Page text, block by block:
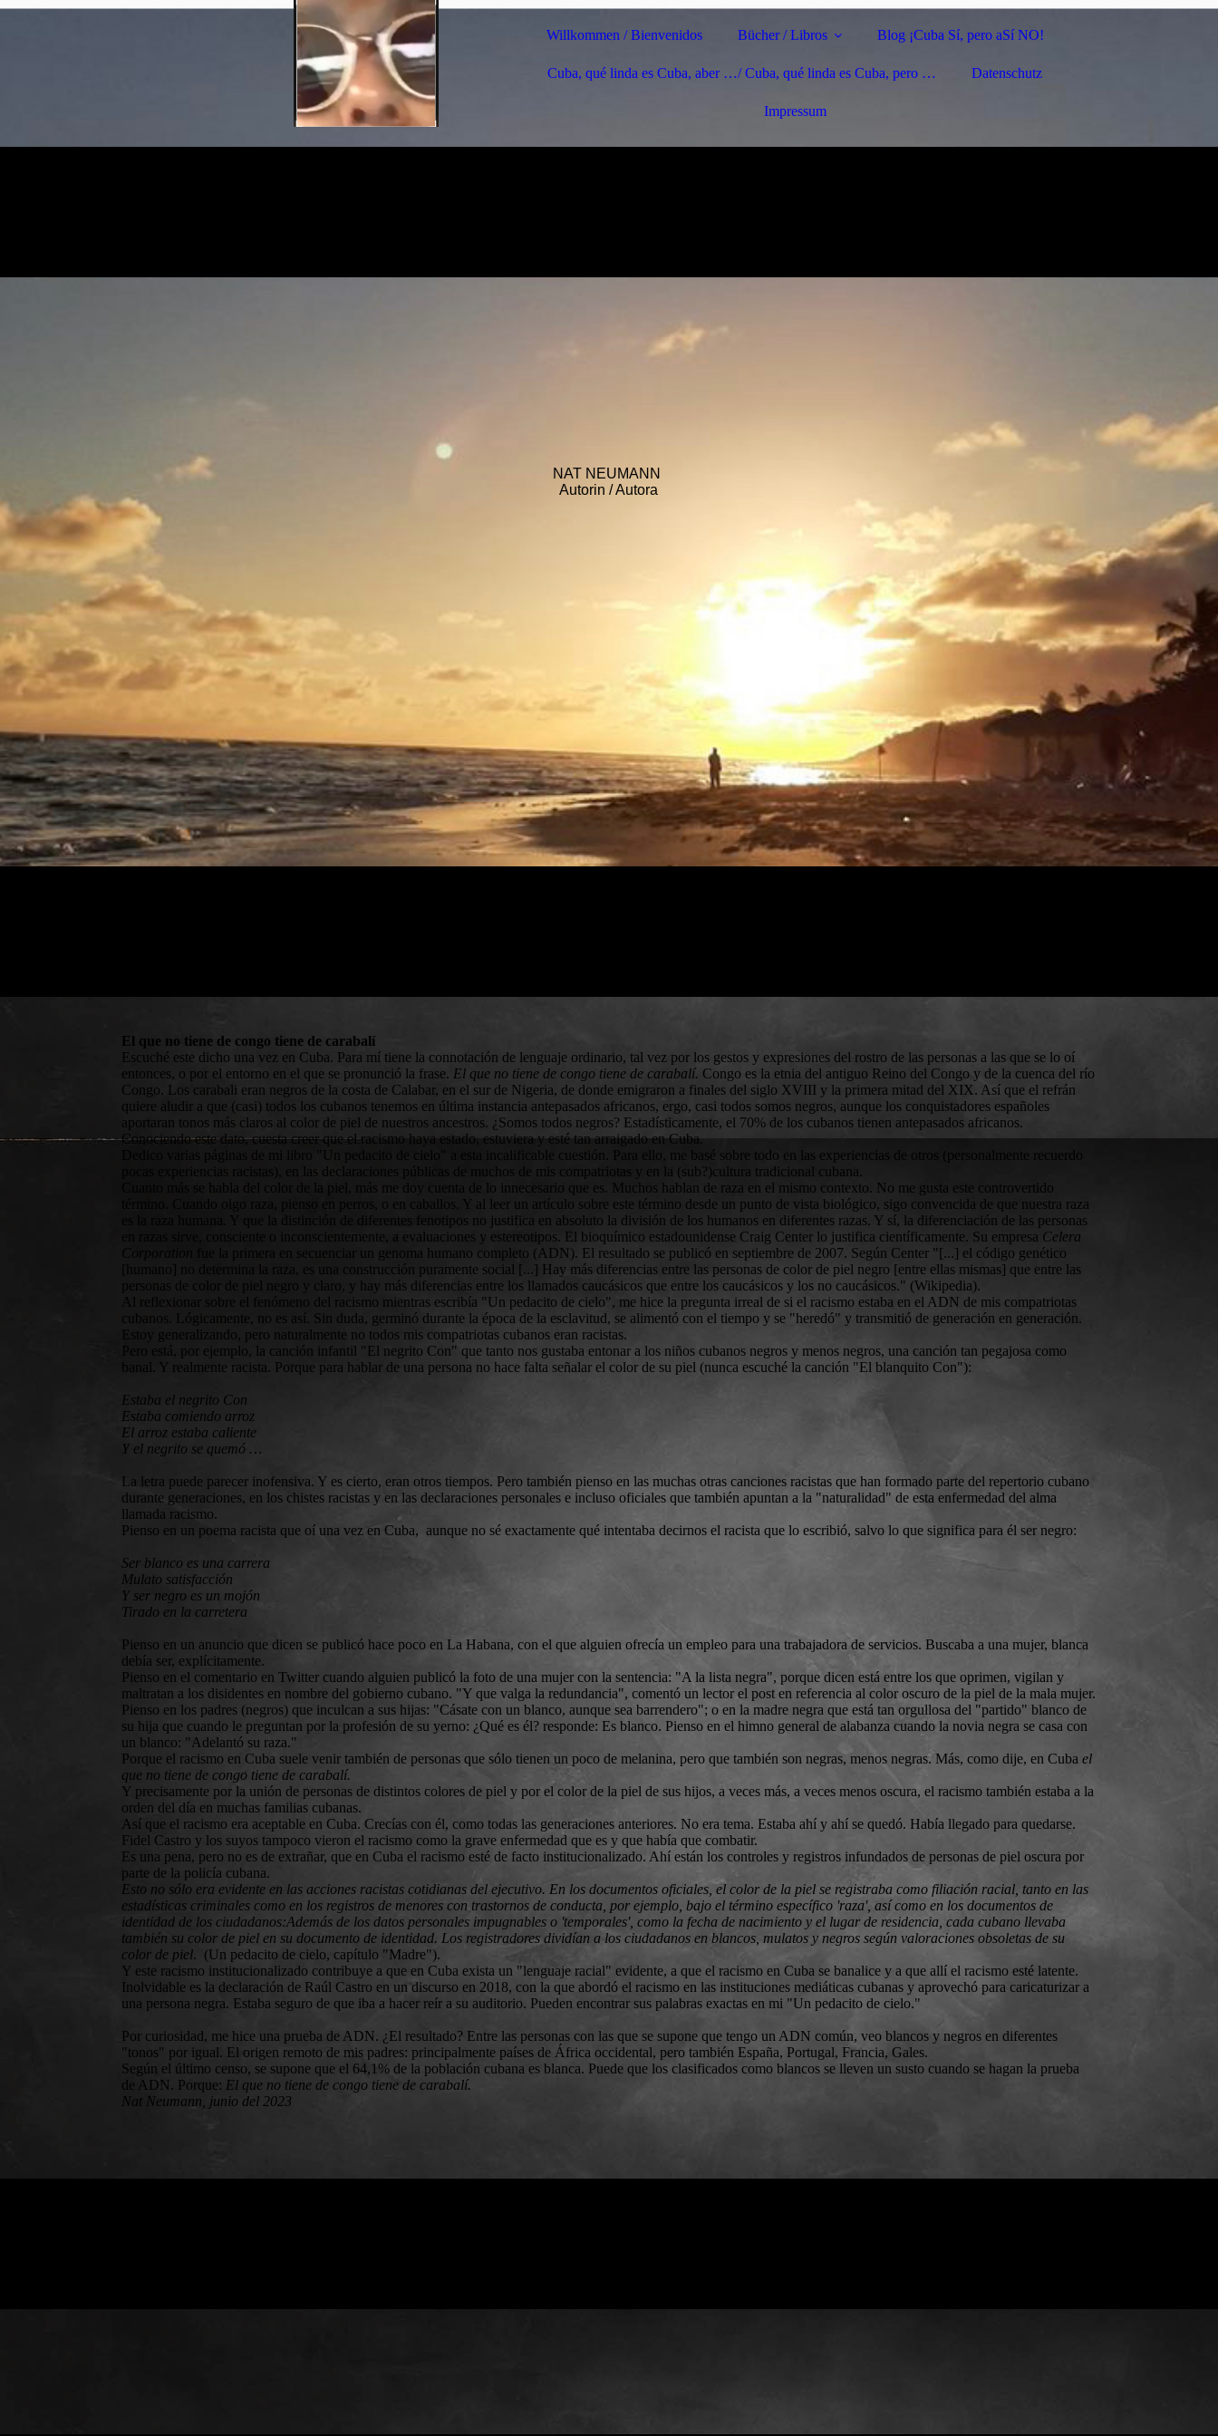
Willkommen / Bienvenidos Bücher / Libros Blog ¡Cuba Sí, pero aSí NO!
Cuba, qué linda es Cuba, aber …/ Cuba, qué linda es Cuba, pero … Datenschutz
Impressum
NAT NEUMANN
Autorin / Autora
El que no tiene de congo tiene de carabalí
Escuché este dicho una vez en Cuba. Para mí tiene la connotación de lenguaje ordinario, tal vez por los gestos y expresiones del rostro de las personas a las que se lo oí
entonces, o por el entorno en el que se pronunció la frase. El que no tiene de congo tiene de carabalí. Congo es la etnia del antiguo Reino del Congo y de la cuenca del río
Congo. Los carabali eran negros de la costa de Calabar, en el sur de Nigeria, de donde emigraron a finales del siglo XVIII y la primera mitad del XIX. Así que el refrán
quiere aludir a que (casi) todos los cubanos tenemos en última instancia antepasados africanos, ergo, casi todos somos negros, aunque los conquistadores españoles
aportaran tonos más claros al color de piel de nuestros ancestros. ¿Somos todos negros? Estadísticamente, el 70% de los cubanos tienen antepasados africanos.
Conociendo este dato, cuesta creer que el racismo haya estado, estuviera y esté tan arraigado en Cuba.
Dedico varias páginas de mi libro "Un pedacito de cielo" a esta incalificable cuestión. Para ello, me basé sobre todo en las experiencias de otros (personalmente recuerdo
pocas experiencias racistas), en las declaraciones públicas de muchos de mis compatriotas y en la (sub?)cultura tradicional cubana.
Cuanto más se habla del color de la piel, más me doy cuenta de lo innecesario que es. Muchos hablan de raza en el mismo contexto. No me gusta este controvertido
término. Cuando oigo raza, pienso en perros, o en caballos. Y al leer un artículo sobre este término desde un punto de vista biológico, sigo convencida de que nuestra raza
es la raza humana. Y que la distinción de diferentes fenotipos no justifica en absoluto la división de los humanos en diferentes razas. Y sí, la diferenciación de las personas
en razas sirve, consciente o inconscientemente, a evaluaciones y estereotipos. El bioquímico estadounidense Craig Center lo justifica científicamente. Su empresa Celera
fue la primera en secuenciar un genoma humano completo (ADN). El resultado se publicó en septiembre de 2007. Según Center "[...] el código genético
[humano] no determina la raza, es una construcción puramente social [...] Hay más diferencias entre las personas de color de piel negro [entre ellas mismas] que entre las
personas de color de piel negro y claro, y hay más diferencias entre los llamados caucásicos que entre los caucásicos y los no caucásicos." (Wikipedia).
Al reflexionar sobre el fenómeno del racismo mientras escribía "Un pedacito de cielo", me hice la pregunta irreal de si el racismo estaba en el ADN de mis compatriotas
cubanos. Lógicamente, no es así. Sin duda, germinó durante la época de la esclavitud, se alimentó con el tiempo y se "heredó" y transmitió de generación en generación.
Estoy generalizando, pero naturalmente no todos mis compatriotas cubanos eran racistas.
Pero está, por ejemplo, la canción infantil "El negrito Con" que tanto nos gustaba entonar a los niños cubanos negros y menos negros, una canción tan pegajosa como
banal. Y realmente racista. Porque para hablar de una persona no hace falta señalar el color de su piel (nunca escuché la canción "El blanquito Con"):
Estaba el negrito Con
Estaba comiendo arroz
El arroz estaba caliente
Y el negrito se quemó …
La letra puede parecer inofensiva. Y es cierto, eran otros tiempos. Pero también pienso en las muchas otras canciones racistas que han formado parte del repertorio cubano
durante generaciones, en los chistes racistas y en las declaraciones personales e incluso oficiales que también apuntan a la "naturalidad" de esta enfermedad del alma
llamada racismo.
Pienso en un poema racista que oí una vez en Cuba, aunque no sé exactamente qué intentaba decirnos el racista que lo escribió, salvo lo que significa para él ser negro:
Ser blanco es una carrera
Mulato satisfacción
Y ser negro es un mojón
Tirado en la carretera
Pienso en un anuncio que dicen se publicó hace poco en La Habana, con el que alguien ofrecía un empleo para una trabajadora de servicios. Buscaba a una mujer, blanca
debía ser, explícitamente.
Pienso en el comentario en Twitter cuando alguien publicó la foto de una mujer con la sentencia: "A la lista negra", porque dicen está entre los que oprimen, vigilan y
maltratan a los disidentes en nombre del gobierno cubano. "Y que valga la redundancia", comentó un lector el post en referencia al color oscuro de la piel de la mala mujer.
Pienso en los padres (negros) que inculcan a sus hijas: "Cásate con un blanco, aunque sea barrendero"; o en la madre negra que está tan orgullosa del "partido" blanco de
su hija que cuando le preguntan por la profesión de su yerno: ¿Qué es él? responde: Es blanco. Pienso en el himno general de alabanza cuando la novia negra se casa con
un blanco: "Adelantó su raza."
Porque el racismo en Cuba suele venir también de personas que sólo tienen un poco de melanina, pero que también son negras, menos negras. Más, como dije, en Cubael
que no tiene de congo tiene de carabalí.
Y precisamente por la unión de personas de distintos colores de piel y por el color de la piel de sus hijos, a veces más, a veces menos oscura, el racismo también estaba a la
orden del día en muchas familias cubanas.
Así que el racismo era aceptable en Cuba. Crecías con él, como todas las generaciones anteriores. No era tema. Estaba ahí y ahí se quedó. Había llegado para quedarse.
Fidel Castro y los suyos tampoco vieron el racismo como la grave enfermedad que es y que había que combatir.
Es una pena, pero no es de extrañar, que en Cuba el racismo esté de facto institucionalizado. Ahí están los controles y registros infundados de personas de piel oscura por
parte de la policía cubana.
Esto no sólo era evidente en las acciones racistas cotidianas del ejecutivo. En los documentos oficiales, el color de la piel se registraba como filiación racial, tanto en las
estadísticas criminales como en los registros de menores con trastornos de conducta, por ejemplo, bajo el término específico 'raza', así como en los documentos de
identidad de los ciudadanos:Además de los datos personales impugnables o 'temporales', como la fecha de nacimiento y el lugar de residencia, cada cubano llevaba
también su color de piel en su documento de identidad. Los registradores dividían a los ciudadanos en blancos, mulatos y negros según valoraciones obsoletas de su
color de piel. (Un pedacito de cielo, capítulo "Madre").
Y este racismo institucionalizado contribuye a que en Cuba exista un "lenguaje racial" evidente, a que el racismo en Cuba se banalice y a que allí el racismo esté latente.
Inolvidable es la declaración de Raúl Castro en un discurso en 2018, con la que abordó el racismo en las instituciones mediáticas cubanas y aprovechó para caricaturizar a
una persona negra. Estaba seguro de que iba a hacer reír a su auditorio. Pueden encontrar sus palabras exactas en mi "Un pedacito de cielo."
Por curiosidad, me hice una prueba de ADN. ¿El resultado? Entre las personas con las que se supone que tengo un ADN común, veo blancos y negros en diferentes
"tonos" por igual. El origen remoto de mis padres: principalmente países de África occidental, pero también España, Portugal, Francia, Gales.
Según el último censo, se supone que el 64,1% de la población cubana es blanca. Puede que los clasificados como blancos se lleven un susto cuando se hagan la prueba
de ADN. Porque: El que no tiene de congo tiene de carabalí.
Nat Neumann, junio del 2023